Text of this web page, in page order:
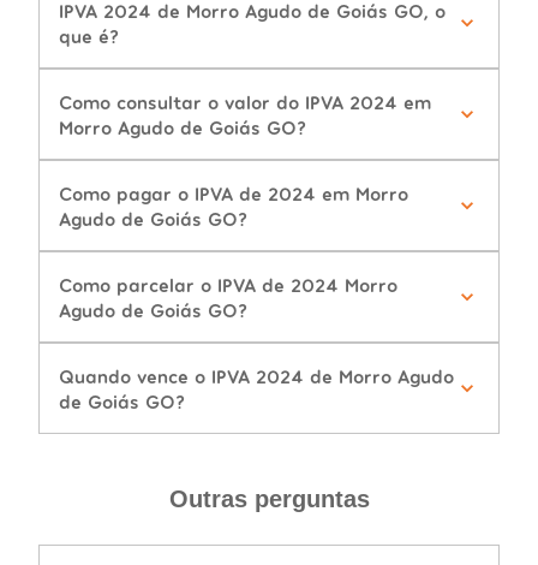
IPVA 2024 de Morro Agudo de Goiás GO, o
que é?
Como consultar o valor do IPVA 2024 em
Morro Agudo de Goiás GO?
Como pagar o IPVA de 2024 em Morro
Agudo de Goiás GO?
Como parcelar o IPVA de 2024 Morro
Agudo de Goiás GO?
Quando vence o IPVA 2024 de Morro Agudo
de Goiás GO?
Outras perguntas